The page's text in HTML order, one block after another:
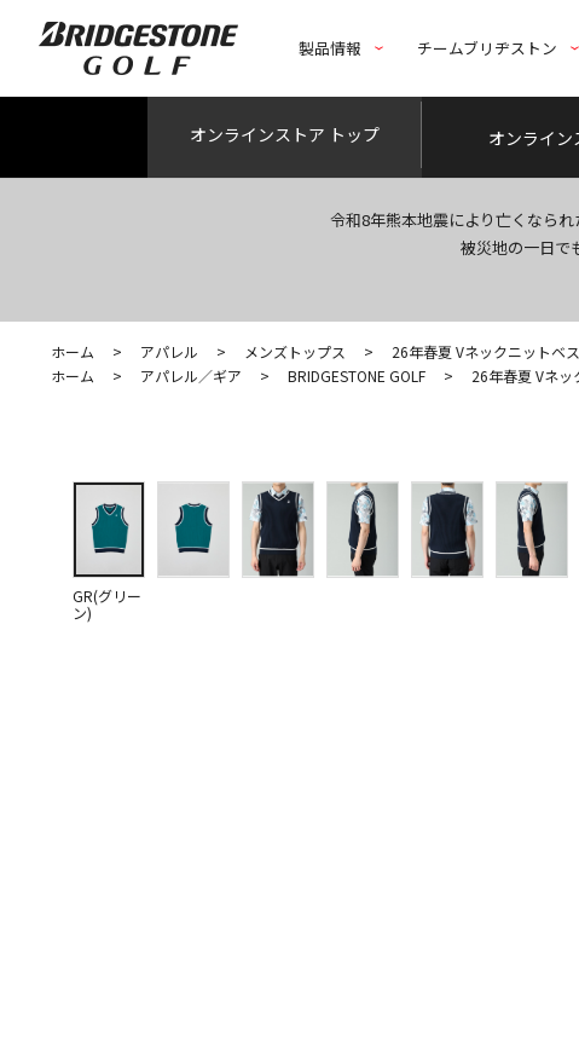
製品情報 チームブリヂストン
オンラインストア トップ オンライ
令和8年熊本地震により亡くなら
被災地の一日で
ホーム > アパレル > メンズトップス >
26年春夏 Vネックニットベ
ホーム
> アパレル／ギア > BRIDGESTONE GOLF > 26年春夏 Vネッ
GR(グリー
ン)